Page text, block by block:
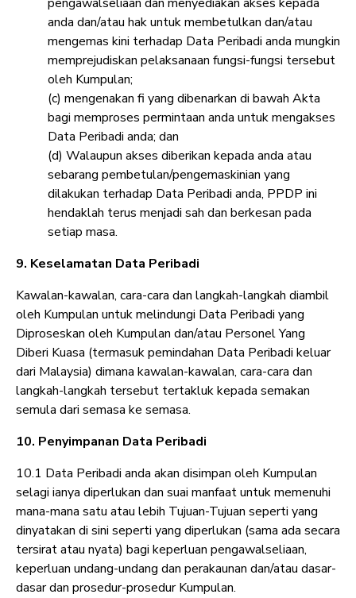
anda dan/atau hak untuk membetulkan dan/atau
mengemas kini terhadap Data Peribadi anda mungkin
memprejudiskan pelaksanaan fungsi-fungsi tersebut
oleh Kumpulan;
(c) mengenakan fi yang dibenarkan di bawah Akta
bagi memproses permintaan anda untuk mengakses
Data Peribadi anda; dan
(d) Walaupun akses diberikan kepada anda atau
sebarang pembetulan/pengemaskinian yang
dilakukan terhadap Data Peribadi anda, PPDP ini
hendaklah terus menjadi sah dan berkesan pada
setiap masa.
9. Keselamatan Data Peribadi
Kawalan-kawalan, cara-cara dan langkah-langkah diambil
oleh Kumpulan untuk melindungi Data Peribadi yang
Diproseskan oleh Kumpulan dan/atau Personel Yang
Diberi Kuasa (termasuk pemindahan Data Peribadi keluar
dari Malaysia) dimana kawalan-kawalan, cara-cara dan
langkah-langkah tersebut tertakluk kepada semakan
semula dari semasa ke semasa.
10. Penyimpanan Data Peribadi
10.1 Data Peribadi anda akan disimpan oleh Kumpulan
selagi ianya diperlukan dan suai manfaat untuk memenuhi
mana-mana satu atau lebih Tujuan-Tujuan seperti yang
dinyatakan di sini seperti yang diperlukan (sama ada secara
tersirat atau nyata) bagi keperluan pengawalseliaan,
keperluan undang-undang dan perakaunan dan/atau dasar-
dasar dan prosedur-prosedur Kumpulan.